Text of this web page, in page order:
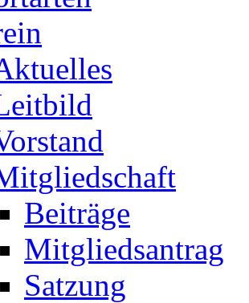
Beiträge
Mitgliedsantrag
Satzung